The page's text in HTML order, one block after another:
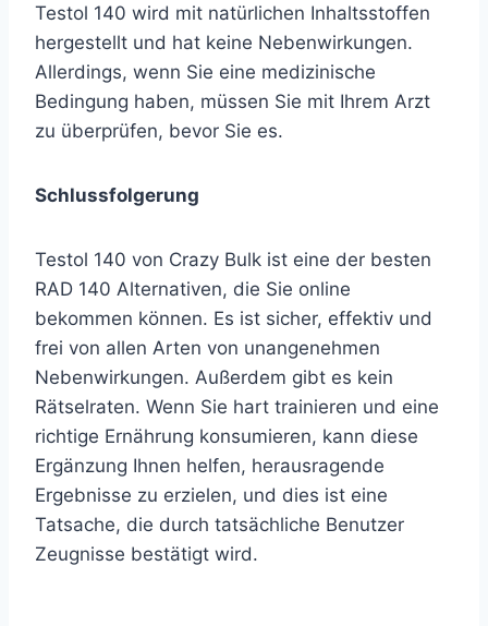
Testol 140 wird mit natürlichen Inhaltsstoffen
hergestellt und hat keine Nebenwirkungen.
Allerdings, wenn Sie eine medizinische
Bedingung haben, müssen Sie mit Ihrem Arzt
zu überprüfen, bevor Sie es.
Schlussfolgerung
Testol 140 von Crazy Bulk ist eine der besten
RAD 140 Alternativen, die Sie online
bekommen können. Es ist sicher, effektiv und
frei von allen Arten von unangenehmen
Nebenwirkungen. Außerdem gibt es kein
Rätselraten. Wenn Sie hart trainieren und eine
richtige Ernährung konsumieren, kann diese
Ergänzung Ihnen helfen, herausragende
Ergebnisse zu erzielen, und dies ist eine
Tatsache, die durch tatsächliche Benutzer
Zeugnisse bestätigt wird.